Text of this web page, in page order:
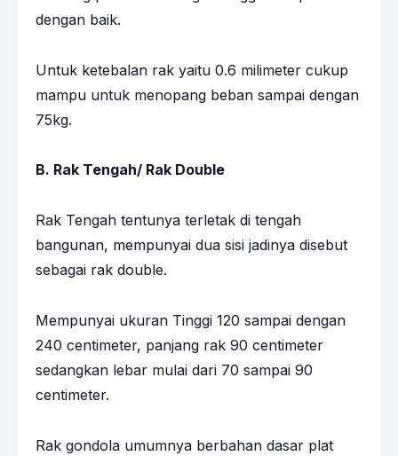
dengan baik.
Untuk ketebalan rak yaitu 0.6 milimeter cukup
mampu untuk menopang beban sampai dengan
75kg.
B. Rak Tengah/ Rak Double
Rak Tengah tentunya terletak di tengah
bangunan, mempunyai dua sisi jadinya disebut
sebagai rak double.
Mempunyai ukuran Tinggi 120 sampai dengan
240 centimeter, panjang rak 90 centimeter
sedangkan lebar mulai dari 70 sampai 90
centimeter.
Rak gondola umumnya berbahan dasar plat